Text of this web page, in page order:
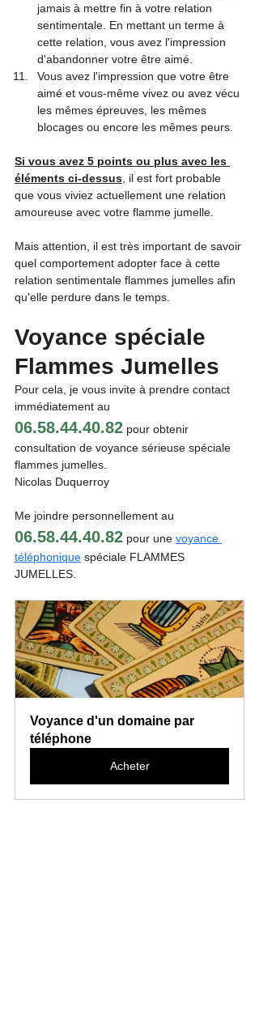
jamais à mettre fin à votre relation
sentimentale. En mettant un terme à
cette relation, vous avez l'impression
d'abandonner votre être aimé.
Vous avez l'impression que votre être
aimé et vous-même vivez ou avez vécu
les mêmes épreuves, les mêmes
blocages ou encore les mêmes peurs.
Si vous avez 5 points ou plus avec les
éléments ci-dessus, il est fort probable
que vous viviez actuellement une relation
amoureuse avec votre flamme jumelle.
Mais attention, il est très important de savoir
quel comportement adopter face à cette
relation sentimentale flammes jumelles afin
qu'elle perdure dans le temps.
Voyance spéciale
Flammes Jumelles
Pour cela, je vous invite à prendre contact
immédiatement au
06.58.44.40.82 pour obtenir
consultation de voyance sérieuse spéciale
flammes jumelles.
Nicolas Duquerroy
Me joindre personnellement au
06.58.44.40.82 pour une voyance
téléphonique spéciale FLAMMES
JUMELLES.
Voyance d'un domaine par
téléphone
Acheter